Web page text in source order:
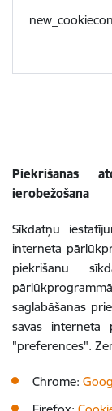
Piekrišanas
ierobežošana
Sīkdatņu
interneta
piekrišanu
saglabāšanas
savas interneta
"preferences".
Chrome: